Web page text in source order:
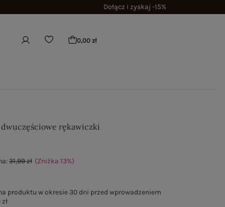
Dołącz i zyskaj -15%
0,00 zł
rękawiczki
31,99 zł (Zniżka13%)
produktu w okresie 30 dni przed wprowadzeniem